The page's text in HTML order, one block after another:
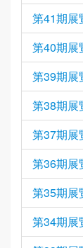
第41期展
第40期展
第39期展
第38期展
第37期展
第36期展
第35期展
第34期展